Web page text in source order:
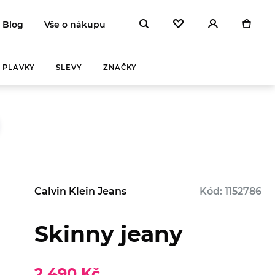
Blog Vše o nákupu
PLAVKY SLEVY ZNAČKY
Calvin Klein Jeans Kód: 1152786
Skinny jeany